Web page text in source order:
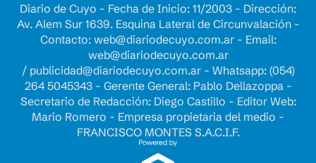
Diario de Cuyo - Fecha de Inicio: 11/2003 - Dirección:
Av. Alem Sur 1639. Esquina Lateral de Circunvalación -
Contacto: web@diariodecuyo.com.ar- Email:
web@diariodecuyo.com.ar
/ publicidad@diariodecuyo.com.ar- Whatsapp: (054)
264 5045343 - Gerente General: Pablo Dellazoppa -
Secretario de Redacción: Diego Castillo - Editor Web:
Mario Romero - Empresa propietaria del medio -
FRANCISCO MONTES S.A.C.I.F.